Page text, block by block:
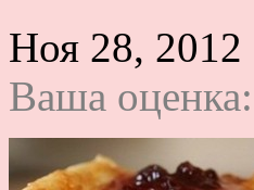
Ноя 28, 2012
Ваша оценка: